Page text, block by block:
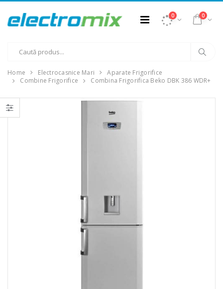
0 0
Home Electrocasnice Mari
Aparate Frigorifice
Combine Frigorifice
Combina Frigorifica Beko DBK 386 WDR+